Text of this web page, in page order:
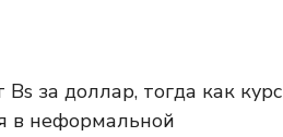
за доллар, тогда как курс
в неформальной